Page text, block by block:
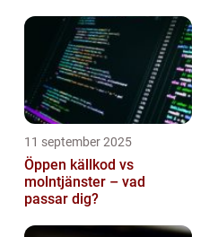
11 september 2025
Öppen källkod vs
molntjänster – vad
passar dig?